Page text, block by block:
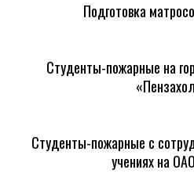
Подготовка
Студенты-пожарные на
Студенты-пожарные с
учениях на